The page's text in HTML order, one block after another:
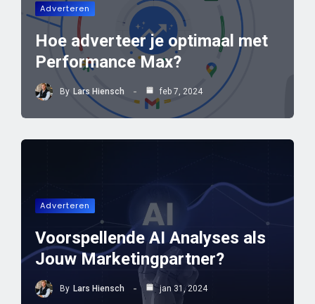
Adverteren
Hoe adverteer je optimaal met
Performance Max?
By Lars Hiensch feb 7, 2024
Adverteren
Voorspellende AI Analyses als
Jouw Marketingpartner?
By Lars Hiensch jan 31, 2024